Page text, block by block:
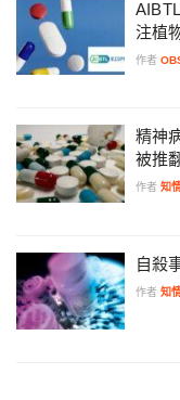
注植
作者
精神
被推
作者 知
自殺
作者 知